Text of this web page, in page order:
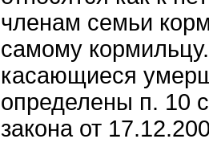
членам семьи
самому
касающиеся
определены п. 10
закона от